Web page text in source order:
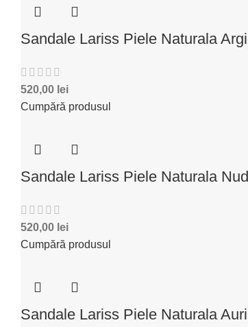
Sandale Lariss Piele Naturala
520,00 lei
Cumpără produsul
Sandale Lariss Piele Naturala
520,00 lei
Cumpără produsul
Sandale Lariss Piele Naturala